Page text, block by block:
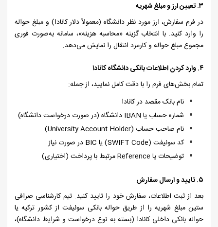
۳. تعیین ارز و مبلغ شهریه
در فرم سفارش، ارز مورد نظر دانشگاه (معمولاً دلار کانادا) و مبلغ حواله
را وارد کنید. با انتخاب گزینه «محاسبه هزینه»، سامانه به‌صورت فوری
مجموع مبلغ حواله و کارمزد انتقال را نمایش می‌دهد.
۴. وارد کردن اطلاعات بانکی دانشگاه کانادا
تمام بخش‌های فرم را با دقت کامل نمایید، از جمله:
نام بانک مقصد در کانادا
شماره حساب یا IBAN دانشگاه (در صورت درخواست دانشگاه)
نام صاحب حساب (University Account Holder
)
کد سوئیفت (SWIFT Code) یا BIC در صورت نیاز
توضیحات یا Referenceمرتبط با پرداخت (اختیاری)
۵. تایید و ارسال سفارش
بعد از ثبت اطلاعات، سفارش خود را تایید کنید. تیم کارشناسی صرافی
ستین مبلغ شهریه را از طریق حواله بانکی سوئیفت از کشور ترکیه یا
حواله بانکی داخلی کانادا (بسته به نوع درخواست و شرایط دانشگاه)،